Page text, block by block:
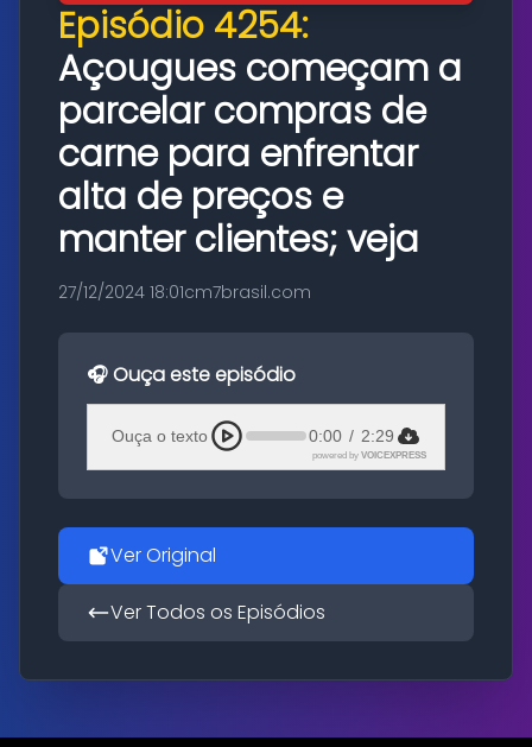
Episódio 4254:
Açougues começam a
parcelar compras de
carne para enfrentar
alta de preços e
manter clientes; veja
27/12/2024 18:01cm7brasil.com
🎧 Ouça este episódio
Ouça o texto 0:00 / 2:29
powered by VOICEXPRESS
Ver Original
Ver Todos os Episódios